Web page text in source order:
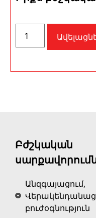
Բժշկական
Անզգայացում,
բուժօգնություն